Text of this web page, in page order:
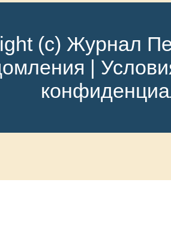
(c) Журнал
|